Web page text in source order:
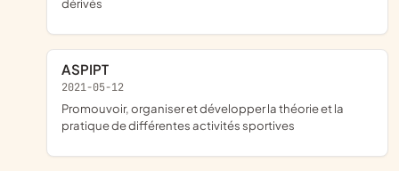
dérivés
ASPIPT
2021-05-12
promouvoir, organiser et développer la théorie et la
pratique de différentes activités sportives